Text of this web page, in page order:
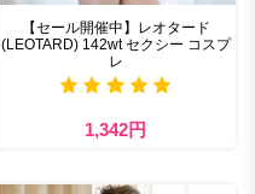
【セール開催中】レオタード
(LEOTARD) 142wt セクシー コスプ
レ
1,342円